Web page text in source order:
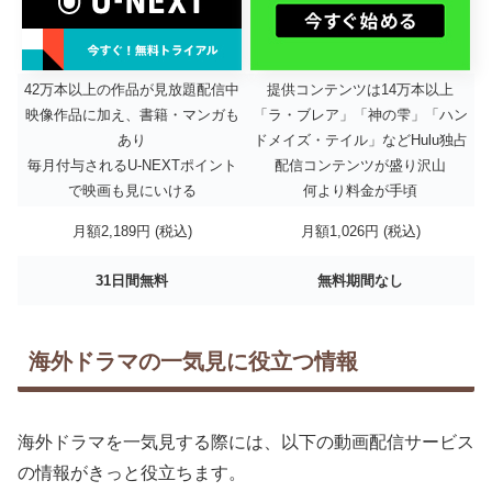
42万本以上の作品が見放題配信中
映像作品に加え、書籍・マンガも
あり
毎月付与されるU-NEXTポイント
で映画も見にいける
提供コンテンツは14万本以上
「ラ・ブレア」「神の雫」「ハン
ドメイズ・テイル」などHulu独占
配信コンテンツが盛り沢山
何より料金が手頃
月額2,189円 (税込) 月額1,026円 (税込)
31日間無料 無料期間なし
海外ドラマの一気見に役立つ情報
海外ドラマを一気見する際には、以下の動画配信サービス
の情報がきっと役立ちます。